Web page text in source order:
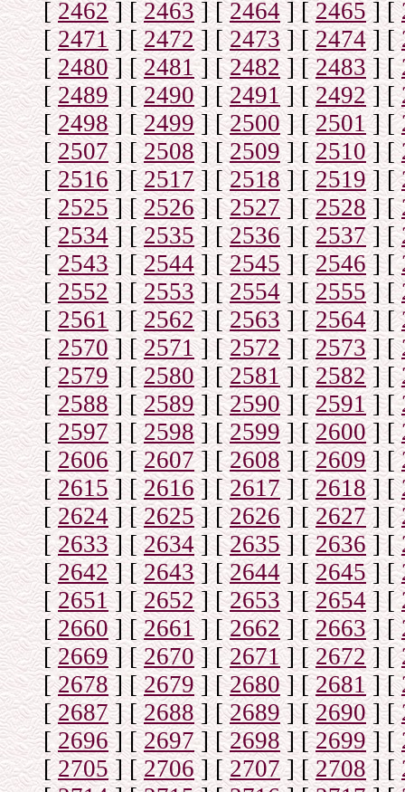
[2462] [2463] [2464] [2465] [
[2471] [2472] [2473] [2474] [
[2480] [2481] [2482] [2483] [
[2489] [2490] [2491] [2492] [
[2498] [2499] [2500 ] [2501] [
[2507] [2508] [2509] [2510] [
[2516] [2517] [2518] [2519] [
[2525] [2526] [2527] [2528] [
[2534] [2535] [2536] [2537] [
[2543] [2544] [2545] [2546] [
[2552] [2553] [2554] [2555] [
[2561] [2562] [2563] [2564] [
[2570] [2571] [2572] [2573] [
[2579] [2580] [2581] [2582] [
[2588] [2589] [2590] [2591] [
[2597] [2598] [2599] [2600] [
[2606] [2607] [2608 ] [2609] [
[2615] [2616] [2617] [2618] [
[2624] [2625] [2626] [2627] [
[2633] [2634] [2635] [2636] [
[2642] [2643] [2644] [2645] [
[2651] [2652] [2653 ] [2654] [
[2660] [2661] [2662] [2663] [
[2669] [2670] [2671] [2672] [
[2678] [2679] [2680] [2681] [
[2687] [2688] [2689] [2690] [
[2696] [2697] [2698] [2699] [
[2705] [2706] [2707] [2708] [